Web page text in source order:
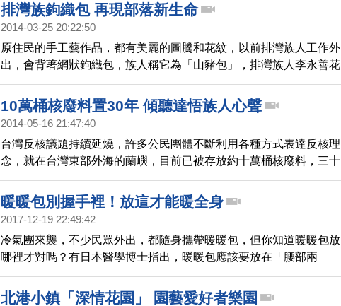
排灣族鉤織包 再現部落新生命
2014-03-25 20:22:50
原住民的手工藝作品，都有美麗的圖騰和花紋，以前排灣族人工作外
出，會背著網狀鉤織包，族人稱它為「山豬包」，排灣族人李永善花
了十幾年的時間和老人家學習研究，將這包包賦予新生命，重新再現
排灣族部落裏。
10萬桶核廢料置30年 傾聽達悟族人心聲
2014-05-16 21:47:40
台灣反核議題持續延燒，許多公民團體不斷利用各種方式表達反核理
念，就在台灣東部外海的蘭嶼，目前已被存放約十萬桶核廢料，三十
年來，對蘭嶼當地居民造成明顯的身心變化，新唐人記者前進蘭嶼，
帶您傾聽達悟族人的心聲。
暖暖包別握手裡！放這才能暖全身
2017-12-19 22:49:42
冷氣團來襲，不少民眾外出，都隨身攜帶暖暖包，但你知道暖暖包放
哪裡才對嗎？有日本醫學博士指出，暖暖包應該要放在「腰部兩
側」，因為附近有許多內臟器官，能促進全身血液循環，手腳也會因
此溫暖。
北港小鎮「深情花園」 園藝愛好者樂園